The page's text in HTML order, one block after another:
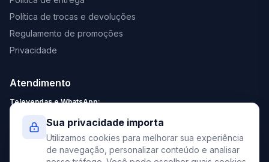
Política de trocas e devoluções
Regulamento de promoções
Privacidade
Atendimento
Televendas e WhatsApp:
Sábado: 9:00 - 13:00
contato@elevato.com.br
Sua privacidade importa
Utilizamos cookies para melhorar sua experiência
de navegação, personalizar conteúdo e analisar